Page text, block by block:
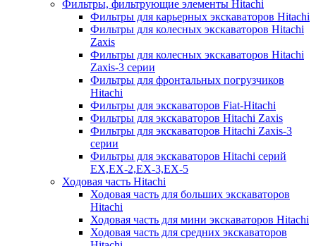
Фильтры, фильтрующие элементы Hitachi
Фильтры для карьерных экскаваторов Hitachi
Фильтры для колесных экскаваторов Hitachi
Zaxis
Фильтры для колесных экскаваторов Hitachi
Zaxis-3 серии
Фильтры для фронтальных погрузчиков
Hitachi
Фильтры для экскаваторов Fiat-Hitachi
Фильтры для экскаваторов Hitachi Zaxis
Фильтры для экскаваторов Hitachi Zaxis-3
серии
Фильтры для экскаваторов Hitachi серий
EX,EX-2,EX-3,EX-5
Ходовая часть Hitachi
Ходовая часть для больших экскаваторов
Hitachi
Ходовая часть для мини экскаваторов Hitachi
Ходовая часть для средних экскаваторов